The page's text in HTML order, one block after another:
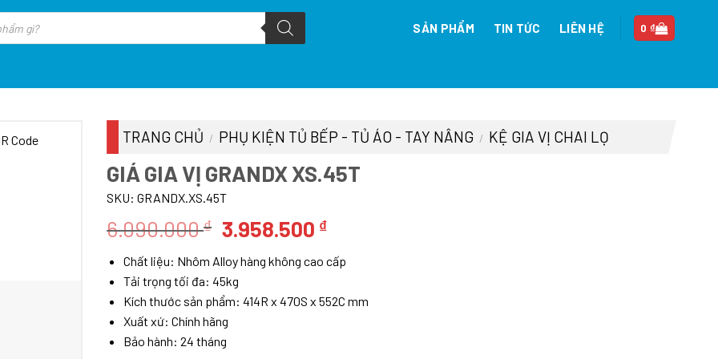
SẢN PHẨM TIN TỨC LIÊN HỆ 0₫
TRANG CHỦ / PHỤ KIỆN TỦ BẾP - TỦ ÁO - TAY NÂNG / KỆ GIA VỊ CHAI LỌ
GIÁ GIA VỊ GRANDX XS.45T
SKU: GRANDX.XS.45T
6.090.000₫ Giá
là:
6.090.000 ₫.
3.958.500 ₫Giá
hiện
tại
là:
3.958.500 ₫.
Chất liệu: Nhôm Alloy hàng không cao cấp
Tải trọng tối đa: 45kg
Kích thước sản phẩm: 414R x 470S x 552C mm
Xuất xứ: Chính hãng
Bảo hành: 24 tháng